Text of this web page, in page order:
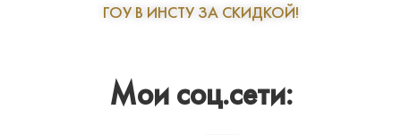
ГОУ В ИНСТУ ЗА СКИДКОЙ!
Мои соц.сети: